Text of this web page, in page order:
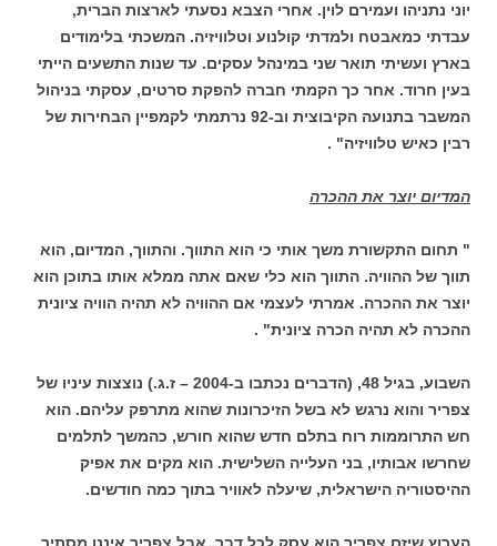
יוני נתניהו ועמירם לוין. אחרי הצבא נסעתי לארצות הברית,
עבדתי כמאבטח ולמדתי קולנוע וטלוויזיה. המשכתי בלימודים
בארץ ועשיתי תואר שני במינהל עסקים. עד שנות התשעים הייתי
בעין חרוד. אחר כך הקמתי חברה להפקת סרטים, עסקתי בניהול
המשבר בתנועה הקיבוצית וב-92 נרתמתי לקמפיין הבחירות של
רבין כאיש טלוויזיה" .
המדיום יוצר את ההכרה
" תחום התקשורת משך אותי כי הוא התווך. והתווך, המדיום, הוא
תווך של ההוויה. התווך הוא כלי שאם אתה ממלא אותו בתוכן הוא
יוצר את ההכרה. אמרתי לעצמי אם ההוויה לא תהיה הוויה ציונית
ההכרה לא תהיה הכרה ציונית" .
השבוע, בגיל 48, (הדברים נכתבו ב-2004 – ז.ג.) נוצצות עיניו של
צפריר והוא נרגש לא בשל הזיכרונות שהוא מתרפק עליהם. הוא
חש התרוממות רוח בתלם חדש שהוא חורש, כהמשך לתלמים
שחרשו אבותיו, בני העלייה השלישית. הוא מקים את אפיק
ההיסטוריה הישראלית, שיעלה לאוויר בתוך כמה חודשים.